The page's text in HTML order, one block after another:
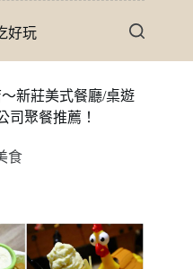
好玩
〜新莊美式餐廳/桌遊
司聚餐推薦！
食